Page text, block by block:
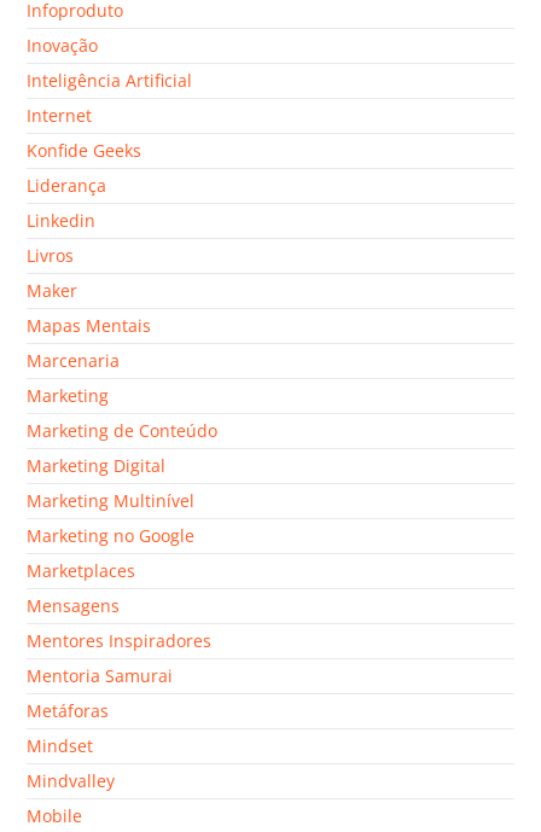
Infoproduto
Inovação
Inteligência Artificial
Internet
Konfide Geeks
Liderança
Linkedin
Livros
Maker
Mapas Mentais
Marcenaria
Marketing
Marketing de Conteúdo
Marketing Digital
Marketing Multinível
Marketing no Google
Marketplaces
Mensagens
Mentores Inspiradores
Mentoria Samurai
Metáforas
Mindset
Mindvalley
Mobile